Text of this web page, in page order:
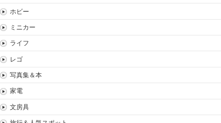
ホビー
ミニカー
ライフ
レゴ
写真集＆本
家電
文房具